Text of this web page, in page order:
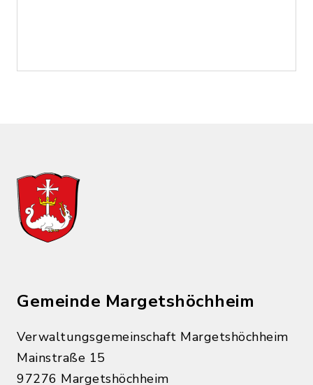
Gemeinde Margetshöchheim
Verwaltungsgemeinschaft Margetshöchheim
Mainstraße 15
97276 Margetshöchheim